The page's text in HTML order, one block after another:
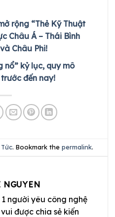
rộng “Thẻ Kỹ Thuật
Châu Á – Thái Bình
Châu Phi!
nổ” kỷ lục, quy mô
đến nay!
. Bookmark thepermalink.
NGUYEN
1 người yêu công nghệ
được chia sẻ kiến